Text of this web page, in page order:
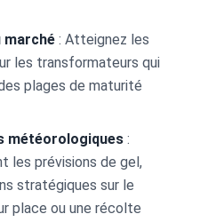
marché : Atteignez les
les transformateurs qui
plages de maturité
météorologiques :
les prévisions de gel,
stratégiques sur le
place ou une récolte